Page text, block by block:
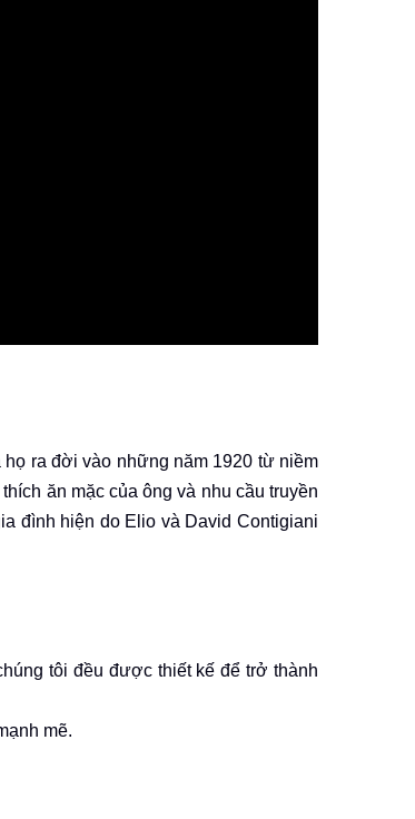
ra đời vào những năm 1920 từ niềm
ăn mặc của ông và nhu cầu truyền
đình hiện do Elio và David Contigiani
tôi đều được thiết kế để trở thành
mẽ.